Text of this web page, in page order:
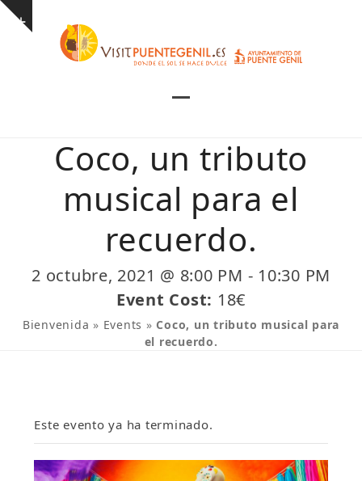
Skip
Show
mobile
menu
mobile
menu
Coco, un tributo
musical para el
recuerdo.
2 octubre, 2021 @ 8:00 PM - 10:30 PM
Event Cost: 18€
Bienvenida » Events » Coco, un tributo musical para
el recuerdo.
Este evento ya ha terminado.